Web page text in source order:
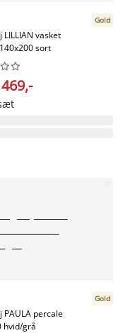
LILLIAN vasket
sort
Gold



PAULA percale
hvid/grå
Gold